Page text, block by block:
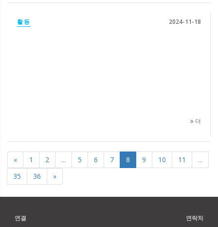
활동 2024-11-18
더
« 1 2 ... 5 6 7 8 9 10 11
...
35
36 »
연결 연락처